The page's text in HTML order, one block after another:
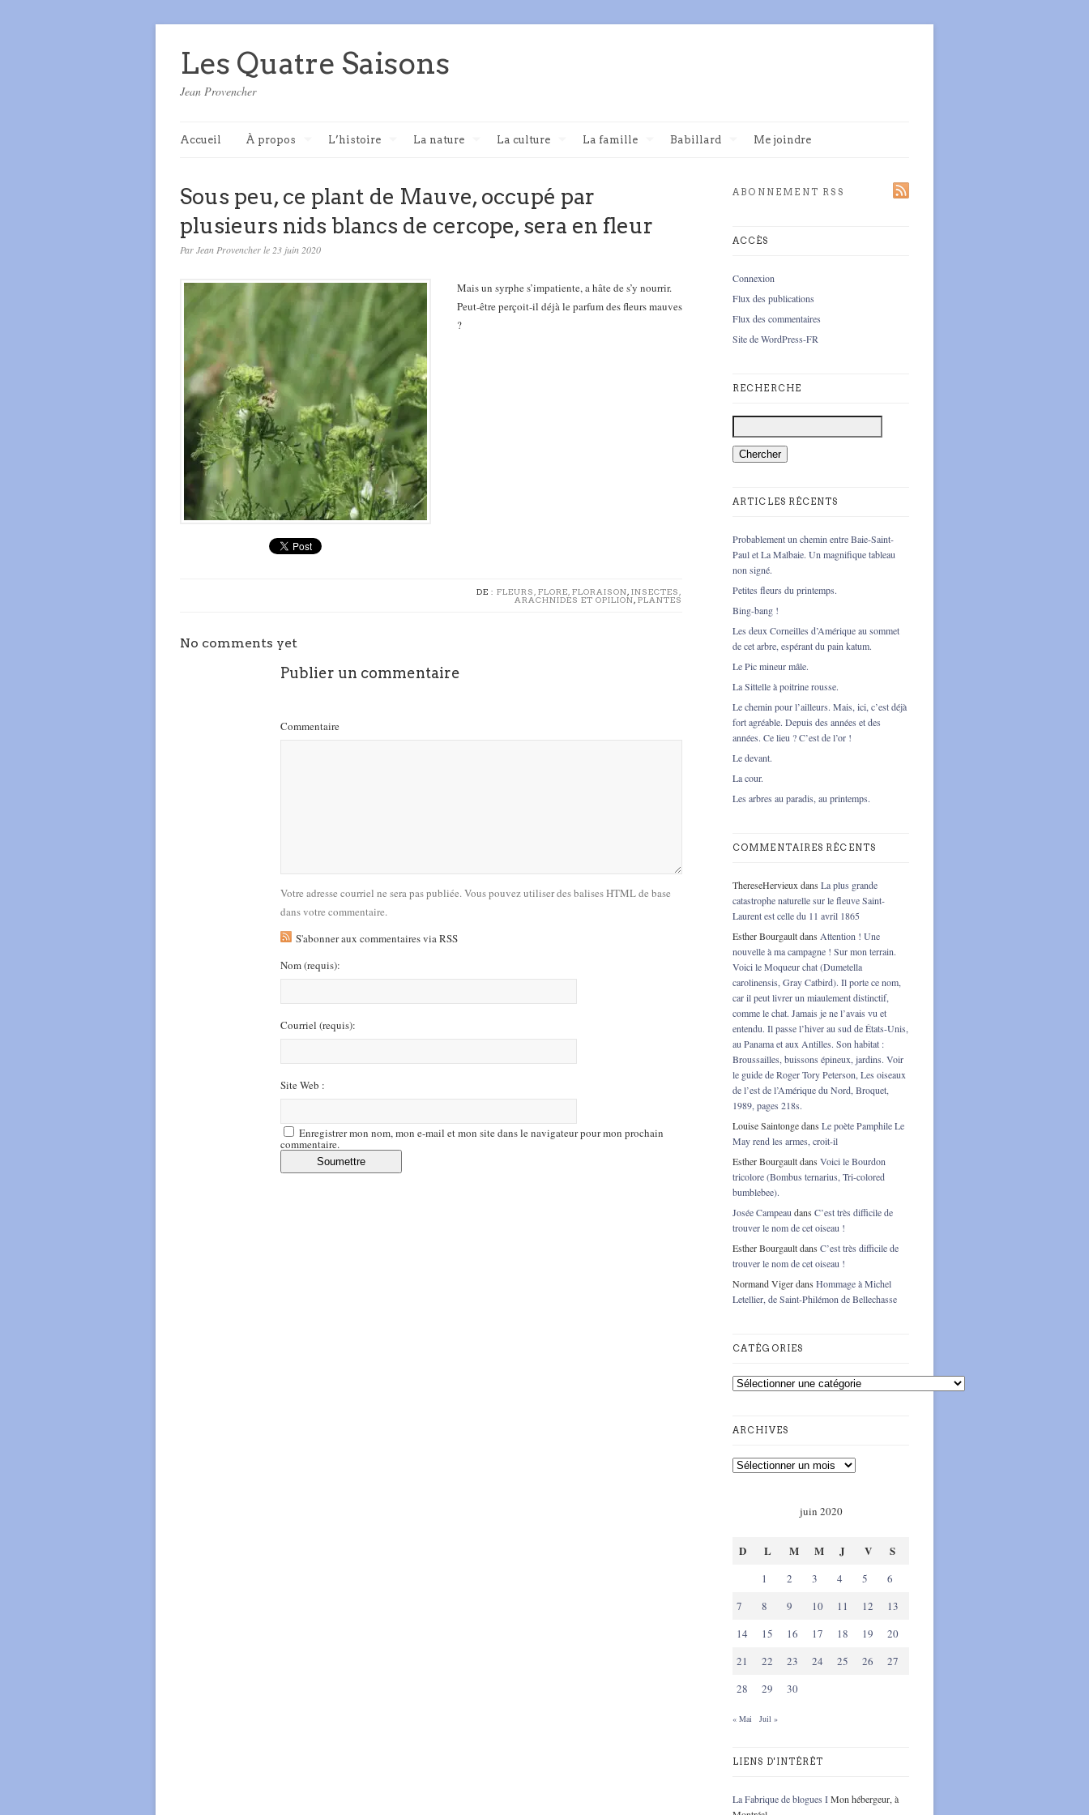
Les Quatre Saisons
Jean Provencher
Accueil À propos L’histoire La nature La culture La famille Babillard Me joindre
Sous peu, ce plant de Mauve, occupé par
plusieurs nids blancs de cercope, sera en fleur
Par Jean Provencher le 23 juin 2020
Mais un syrphe s’impatiente, a hâte de s’y nourrir.
Peut-être perçoit-il déjà le parfum des fleurs mauves
?
DE : FLEURS, FLORE, FLORAISON, INSECTES,
ARACHNIDES ET OPILION, PLANTES
No comments yet
Publier un commentaire
Commentaire
Votre adresse courriel ne sera pas publiée. Vous pouvez utiliser des balises HTML de base
dans votre commentaire.
S'abonner aux commentaires via RSS
Nom(requis):
Courriel (requis):
Site Web :
Enregistrer mon nom, mon e-mail et mon site dans le navigateur pour mon prochain
commentaire.
ABONNEMENT RSS
ACCÈS
Connexion
Flux des publications
Flux des commentaires
Site de WordPress-FR
RECHERCHE
ARTICLES RÉCENTS
Probablement un chemin entre Baie-Saint-
Paul et La Malbaie. Un magnifique tableau
non signé.
Petites fleurs du printemps.
Bing-bang !
Les deux Corneilles d’Amérique au sommet
de cet arbre, espérant du pain katum.
Le Pic mineur mâle.
La Sittelle à poitrine rousse.
Le chemin pour l’ailleurs. Mais, ici, c’est déjà
fort agréable. Depuis des années et des
années. Ce lieu ? C’est de l’or !
Le devant.
La cour.
Les arbres au paradis, au printemps.
COMMENTAIRES RÉCENTS
ThereseHervieux dans La plus grande
catastrophe naturelle sur le fleuve Saint-
Laurent est celle du 11 avril 1865
Esther Bourgaultdans Attention ! Une
nouvelle à ma campagne ! Sur mon terrain.
Voici le Moqueur chat (Dumetella
carolinensis, Gray Catbird). Il porte ce nom,
car il peut livrer un miaulement distinctif,
comme le chat. Jamais je ne l’avais vu et
entendu. Il passe l’hiver au sud de États-Unis,
au Panama et aux Antilles. Son habitat :
Broussailles, buissons épineux, jardins. Voir
le guide de Roger Tory Peterson, Les oiseaux
de l’est de l’Amérique du Nord, Broquet,
1989, pages 218s.
Louise Saintongedans Le poète Pamphile Le
May rend les armes, croit-il
Esther Bourgaultdans Voici le Bourdon
tricolore (Bombus ternarius, Tri-colored
bumblebee).
Josée Campeau dans C’est très difficile de
trouver le nom de cet oiseau !
Esther Bourgaultdans C’est très difficile de
trouver le nom de cet oiseau !
Normand Vigerdans Hommage à Michel
Letellier, de Saint-Philémon de Bellechasse
CATÉGORIES
ARCHIVES
juin 2020
D L M M J V S
1 2 3 4 5
6
7
8 9 10 11 12
13
14
15 16 17 18 19
20
21
22 23 24 25 26
27
28
29 30
« Mai Juil »
LIENS D'INTÉRÊT
La Fabrique de blogues IMon hébergeur, à